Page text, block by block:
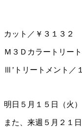
カット／￥３１３２
Ｍ３Ｄカラートリー
Ⅲ’トリートメント／
明日５月１５日（火
また、来週５月２１